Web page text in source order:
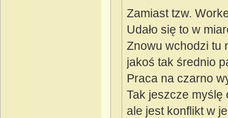
Zamiast tzw.
Udało się to w
Znowu wchodzi tu
jakoś tak średnio
Praca na czarno
Tak jeszcze myślę
ale jest konflikt w